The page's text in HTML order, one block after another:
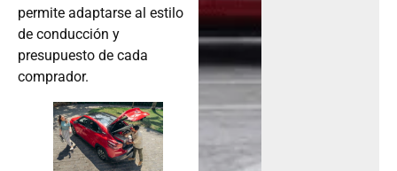
permite adaptarse al estilo
de conducción y
presupuesto de cada
comprador.